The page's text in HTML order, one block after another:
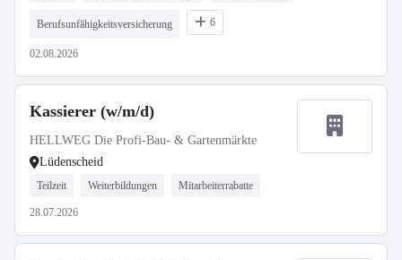
Berufsunfähigkeitsversicherung 6
02.08.2026
Kassierer (w/m/d)
HELLWEG Die Profi-Bau- & Gartenmärkte
Lüdenscheid
Teilzeit Weiterbildungen Mitarbeiterrabatte
28.07.2026